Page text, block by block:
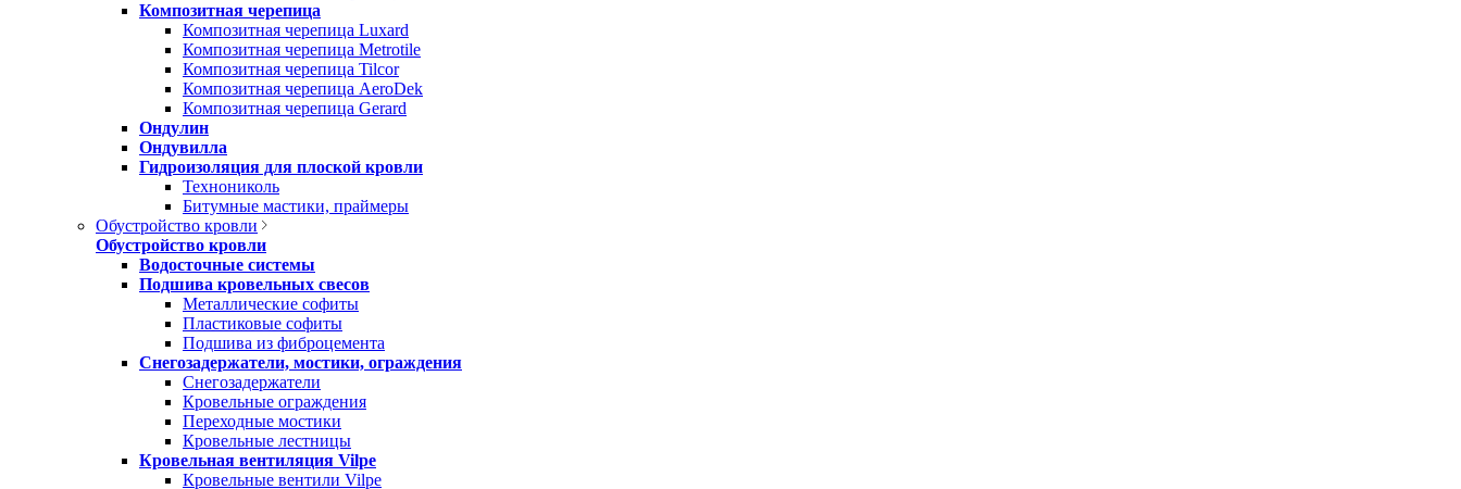
Композитная черепица
Композитная черепица Luxard
Композитная черепица Metrotile
Композитная черепица Tilcor
Композитная черепица AeroDek
Композитная черепица Gerard
Ондулин
Ондувилла
Гидроизоляция для плоской кровли
Технониколь
Битумные мастики, праймеры
Обустройство кровли
Обустройство кровли
Водосточные системы
Подшива кровельных свесов
Металлические софиты
Пластиковые софиты
Подшива из фиброцемента
Снегозадержатели, мостики, ограждения
Снегозадержатели
Кровельные ограждения
Переходные мостики
Кровельные лестницы
Кровельная вентиляция Vilpe
Кровельные вентили Vilpe